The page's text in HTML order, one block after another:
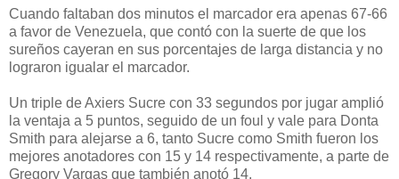
Cuando faltaban dos minutos el marcador era apenas 67-66
a favor de Venezuela, que contó con la suerte de que los
sureños cayeran en sus porcentajes de larga distancia y no
lograron igualar el marcador.
Un triple de Axiers Sucre con 33 segundos por jugar amplió
la ventaja a 5 puntos, seguido de un foul y vale para Donta
Smith para alejarse a 6, tanto Sucre como Smith fueron los
mejores anotadores con 15 y 14 respectivamente, a parte de
Gregory Vargas que también anotó 14.